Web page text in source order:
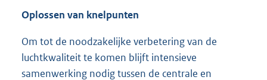
Oplossen van knelpunten
Om tot de noodzakelijke verbetering van de
luchtkwaliteit te komen blijft intensieve
samenwerking nodig tussen de centrale en